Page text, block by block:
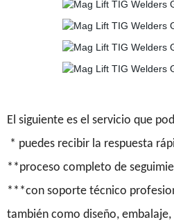
El siguiente es el servicio que
* puedes recibir la respuesta
**proceso completo de
***con soporte técnico
también como diseño,